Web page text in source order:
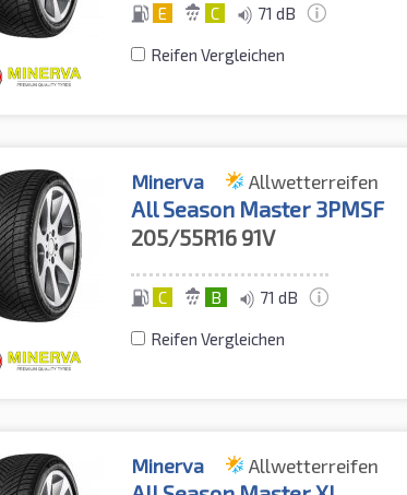
E C 71 dB
Reifen Vergleichen
Minerva Allwetterreifen
All Season Master 3PMSF
205/55R16 91V
C B 71 dB
Reifen Vergleichen
Minerva Allwetterreifen